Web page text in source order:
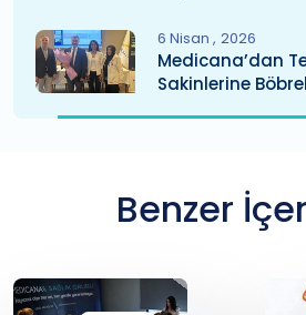
6 Nisan 2026
Medicana’dan
Sakinlerine
Benzer